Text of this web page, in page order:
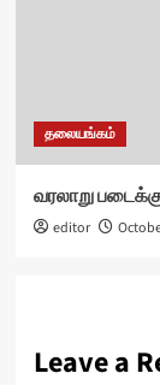
தலையங்கம்
வரலாறு
editor
Leave a